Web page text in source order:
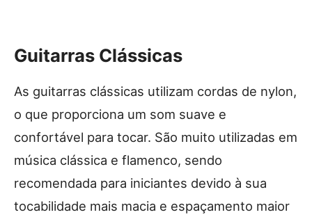
Guitarras Clássicas
As guitarras clássicas utilizam cordas de nylon,
o que proporciona um som suave e
confortável para tocar. São muito utilizadas em
música clássica e flamenco, sendo
recomendada para iniciantes devido à sua
tocabilidade mais macia e espaçamento maior